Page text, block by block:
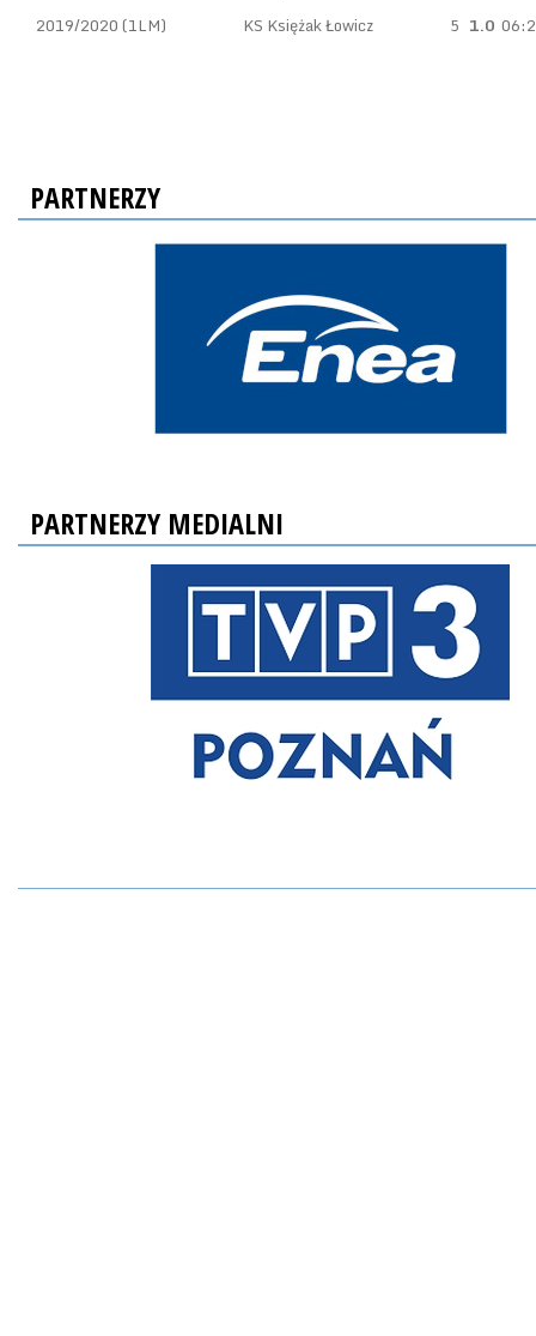
2019/2020 (1LM)
KS Księżak Łowicz 5 1.0
PARTNERZY
PARTNERZY MEDIALNI